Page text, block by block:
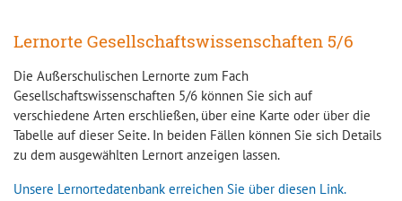
Lernorte Gesellschaftswissenschaften 5/6
Die Außerschulischen Lernorte zum Fach
Gesellschaftswissenschaften 5/6 können Sie sich auf
verschiedene Arten erschließen, über eine Karte oder über die
Tabelle auf dieser Seite. In beiden Fällen können Sie sich Details
zu dem ausgewählten Lernort anzeigen lassen.
Unsere Lernortedatenbank erreichen Sie über diesen Link.